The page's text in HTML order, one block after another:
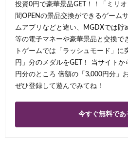
投資0円で豪華景品GET！！「ミリ
間OPENの景品交換ができるゲーム
ムアプリなどと違い、MGDXでは貯
等の電子マネーや豪華景品と交換で
トゲームでは「ラッシュモード」
円」分のメダルをGET！ 当サイト
円分のところ 倍額の「3,000円分」
ぜひ登録して遊んでみてね！
今すぐ無料であ